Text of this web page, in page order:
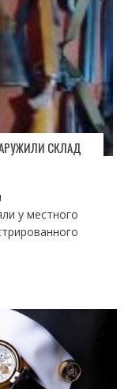
СКЛАД
у местного